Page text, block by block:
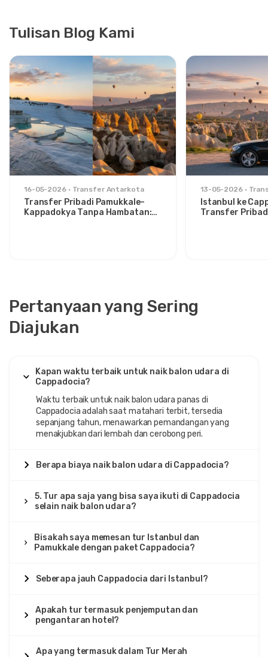
Tulisan Blog Kami
16-05-2026 Transfer Antarkota
Transfer Pribadi Pamukkale–
Kappadokya Tanpa Hambatan:
13-05-2026
Istanbul ke
Transfer
Pertanyaan yang Sering
Diajukan
Kapan waktu terbaik untuk naik balon udara di
Cappadocia?
Waktu terbaik untuk naik balon udara panas di
Cappadocia adalah saat matahari terbit, tersedia
sepanjang tahun, menawarkan pemandangan yang
menakjubkan dari lembah dan cerobong peri.
Berapa biaya naik balon udara di Cappadocia?
5. Tur apa saja yang bisa saya ikuti di Cappadocia
selain naik balon udara?
Bisakah saya memesan tur Istanbul dan
Pamukkale dengan paket Cappadocia?
Seberapa jauh Cappadocia dari Istanbul?
Apakah tur termasuk penjemputan dan
pengantaran hotel?
Apa yang termasuk dalam Tur Merah